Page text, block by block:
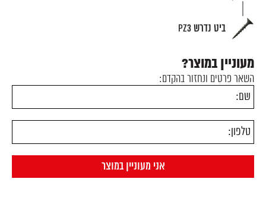
ביט נדרש PZ3
מעוניין במוצר?
השאר פרטים ונחזור בהקדם: